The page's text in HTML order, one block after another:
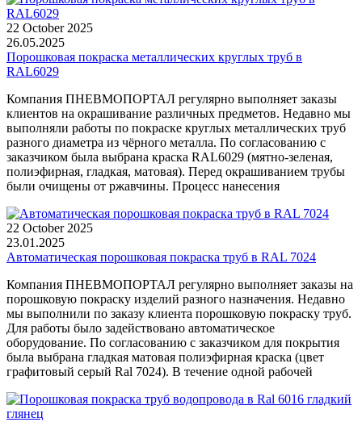
22 October 2025
26.05.2025
Порошковая покраска металлических круглых труб в
RAL6029
Компания ПНЕВМОПОРТАЛ регулярно выполняет заказы
клиентов на окрашивание различных предметов. Недавно мы
выполняли работы по покраске круглых металлических труб
разного диаметра из чёрного металла. По согласованию с
заказчиком была выбрана краска RAL6029 (мятно-зеленая,
полиэфирная, гладкая, матовая). Перед окрашиванием трубы
были очищены от ржавчины. Процесс нанесения
22 October 2025
23.01.2025
Автоматическая порошковая покраска труб в RAL 7024
Компания ПНЕВМОПОРТАЛ регулярно выполняет заказы на
порошковую покраску изделий разного назначения. Недавно
мы выполнили по заказу клиента порошковую покраску труб.
Для работы было задействовано автоматическое
оборудование. По согласованию с заказчиком для покрытия
была выбрана гладкая матовая полиэфирная краска (цвет
графитовый серый Ral 7024). В течение одной рабочей